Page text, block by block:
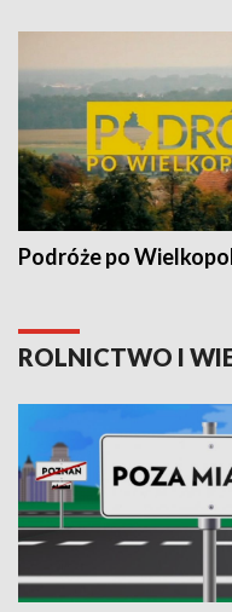
Podróże po
ROLNICTWO I